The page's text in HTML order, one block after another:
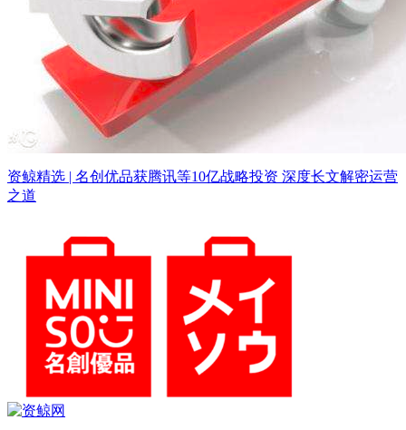
资鲸精选 | 名创优品获腾讯等10亿战略投资 深度长文解密运营
之道